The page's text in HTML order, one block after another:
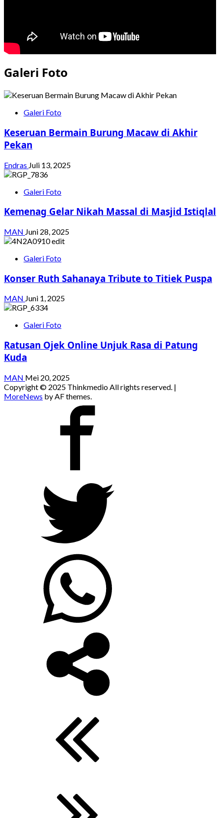
Galeri Foto
Galeri Foto
Keseruan Bermain Burung Macaw di Akhir
Pekan
Endras Juli 13, 2025
Galeri Foto
Kemenag Gelar Nikah Massal di Masjid Istiqlal
MAN Juni 28, 2025
Galeri Foto
Konser Ruth Sahanaya Tribute to Titiek Puspa
MAN Juni 1, 2025
Galeri Foto
Ratusan Ojek Online Unjuk Rasa di Patung
Kuda
MAN Mei 20, 2025
Copyright © 2025 Thinkmedio All rights reserved. |
MoreNews by AF themes.